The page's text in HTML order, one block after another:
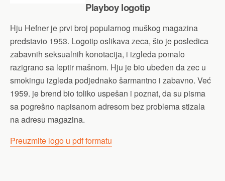
Playboy logotip
Hju Hefner je prvi broj popularnog muškog magazina
predstavio 1953. Logotip oslikava zeca, što je posledica
zabavnih seksualnih konotacija, i izgleda pomalo
razigrano sa leptir mašnom. Hju je bio ubeđen da zec u
smokingu izgleda podjednako šarmantno i zabavno. Već
1959. je brend bio toliko uspešan i poznat, da su pisma
sa pogrešno napisanom adresom bez problema stizala
na adresu magazina.
Preuzmite logo u pdf formatu